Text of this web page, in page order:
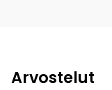
Arvostelut